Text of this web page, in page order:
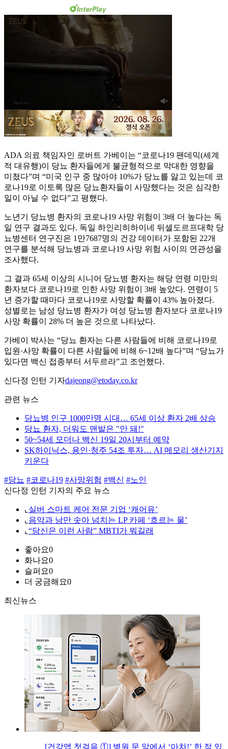
ADA 의료 책임자인 로버트 가베이는 “코로나19 팬데믹(세계
적 대유행)이 당뇨 환자들에게 불균형적으로 막대한 영향을
미쳤다”며 “미국 인구 중 많아야 10%가 당뇨를 앓고 있는데 코
로나19로 이토록 많은 당뇨환자들이 사망했다는 것은 심각한
일이 아닐 수 없다”고 평했다.
노년기 당뇨병 환자의 코로나19 사망 위험이 3배 더 높다는 독
일 연구 결과도 있다. 독일 하인리히하이네 뒤셀도르프대학 당
뇨병센터 연구진은 1만7687명의 건강 데이터가 포함된 22개
연구를 분석해 당뇨병과 코로나19 사망 위험 사이의 연관성을
조사했다.
그 결과 65세 이상의 시니어 당뇨병 환자는 해당 연령 미만의
환자보다 코로나19로 인한 사망 위험이 3배 높았다. 연령이 5
년 증가할 때마다 코로나19로 사망할 확률이 43% 높아졌다.
성별로는 남성 당뇨병 환자가 여성 당뇨병 환자보다 코로나19
사망 확률이 28% 더 높은 것으로 나타났다.
가베이 박사는 “당뇨 환자는 다른 사람들에 비해 코로나19로
입원·사망 확률이 다른 사람들에 비해 6~12배 높다”며 “당뇨가
있다면 백신 접종부터 서두르라”고 조언했다.
신다정 인턴 기자dajeong@etoday.co.kr
관련 뉴스
당뇨병 인구 1000만명 시대… 65세 이상 환자 2배 상승
당뇨 환자, 더워도 맨발은 "안 돼!"
50~54세 모더나 백신 19일 20시부터 예약
SK하이닉스, 용인·청주 54조 투자… AI 메모리 생산기지
키운다
#당뇨 #코로나19 #사망위험 #백신 #노인
신다정 인턴 기자의 주요 뉴스
⌞ 실버 스마트 케어 전문 기업 ‘캐어유’
⌞ 음악과 낭만 솟아 넘치는 LP 카페 ‘흐르는 물’
⌞ “당신은 이런 사람” MBTI가 뭐길래
좋아요0
화나요0
슬퍼요0
더 궁금해요0
최신뉴스
[건강앱 첫걸음 ①] 병원 문 앞에서 ‘아차!’ 한 적 있